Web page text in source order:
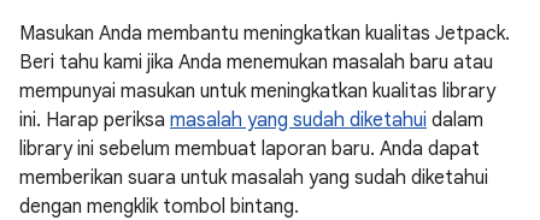
Masukan Anda membantu meningkatkan kualitas Jetpack.
Beri tahu kami jika Anda menemukan masalah baru atau
mempunyai masukan untuk meningkatkan kualitas library
ini. Harap periksa masalah yang sudah diketahui dalam
library ini sebelum membuat laporan baru. Anda dapat
memberikan suara untuk masalah yang sudah diketahui
dengan mengklik tombol bintang.